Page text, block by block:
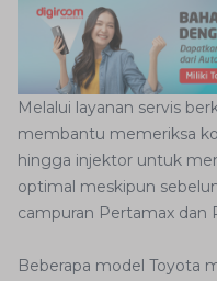
Melalui layanan servis
membantu memeriksa
hingga injektor untuk
optimal meskipun
campuran Pertamax dan
Beberapa model Toyota